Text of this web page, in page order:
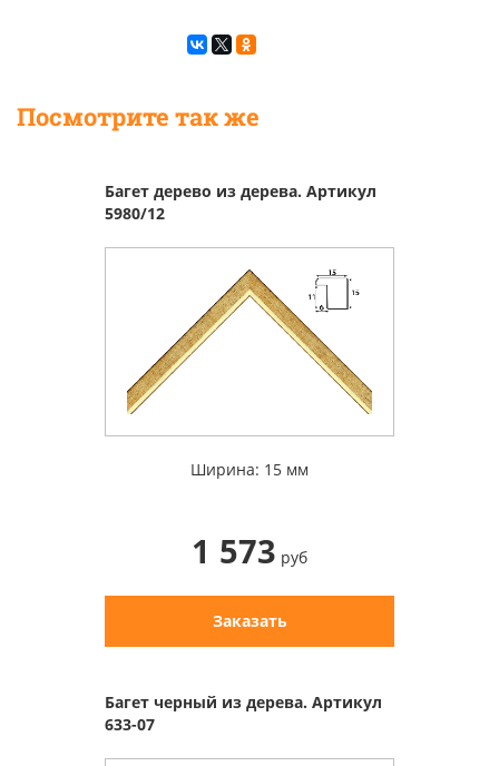
Посмотрите так же
Багет дерево из дерева. Артикул
5980/12
Ширина: 15 мм
1 573 руб
Заказать
Багет черный из дерева. Артикул
633-07